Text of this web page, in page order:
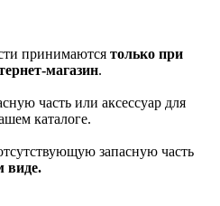
принимаются только при
магазин.
часть или аксессуар для
каталоге.
запасную часть
виде.